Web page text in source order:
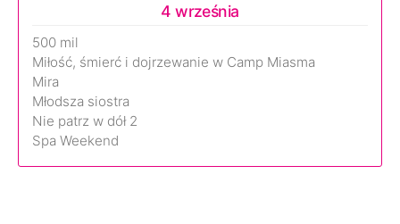
4 września
500 mil
Miłość, śmierć i dojrzewanie w Camp Miasma
Mira
Młodsza siostra
Nie patrz w dół 2
Spa Weekend